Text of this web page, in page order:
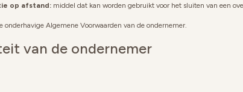
op afstand: middel dat kan worden gebruikt voor het sluiten van een
onderhavige Algemene Voorwaarden van de ondernemer.
van de ondernemer